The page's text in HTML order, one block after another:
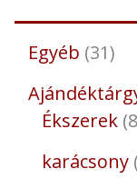
Egyéb 31
Ékszerek 8
karácsony